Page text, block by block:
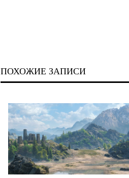
ПОХОЖИЕ ЗАПИСИ